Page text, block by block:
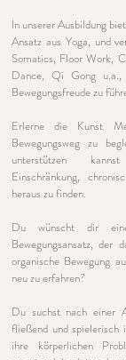
In unserer Ausbildung
Ansatz aus Yoga, und
Somatics, Floor Work,
Dance, Qi Gong
Bewegungsfreude zu
Erlerne die Kunst
Bewegungsweg zu
unterstützen
Einschränkung,
heraus zu finden.
Du wünscht dir
Bewegungsansatz, der
organische Bewegung
neu zu erfahren?
Du suchst nach einer
fließend und spielerisch
ihre körperlichen